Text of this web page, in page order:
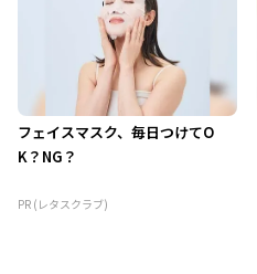
フェイスマスク、毎日つけてO
K？NG？
PR (レタスクラブ)